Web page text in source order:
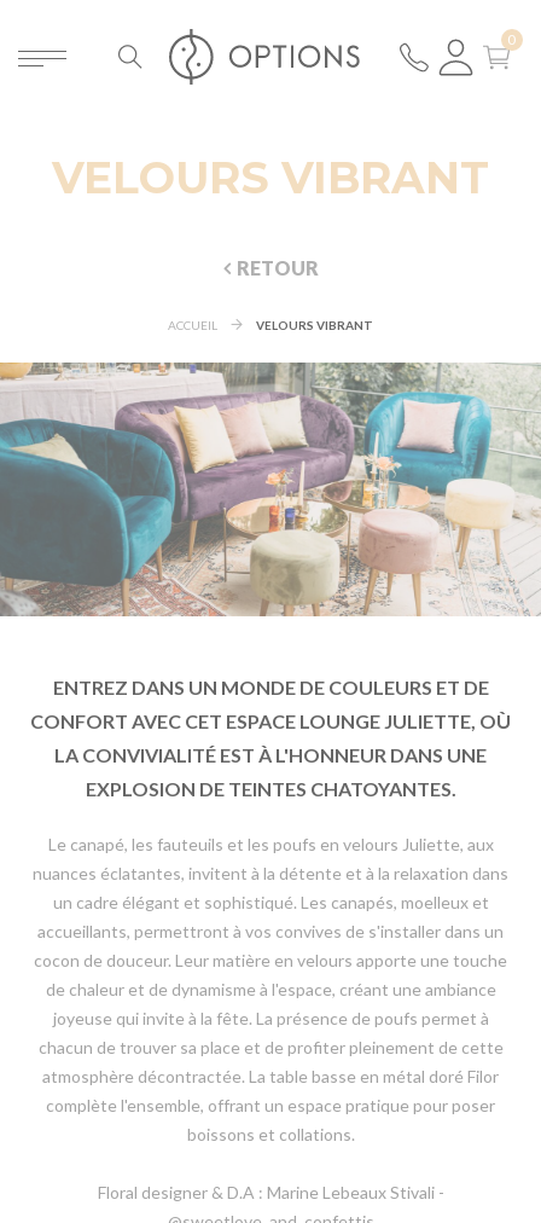
VELOURS VIBRANT
RETOUR
ACCUEIL VELOURS VIBRANT
ENTREZ DANS UN MONDE DE COULEURS ET DE
CONFORT AVEC CET ESPACE LOUNGE JULIETTE, OÙ
LA CONVIVIALITÉ EST À L'HONNEUR DANS UNE
EXPLOSION DE TEINTES CHATOYANTES.
Le canapé, les fauteuils et les poufs en velours Juliette, aux
nuances éclatantes, invitent à la détente et à la relaxation dans
un cadre élégant et sophistiqué. Les canapés, moelleux et
accueillants, permettront à vos convives de s'installer dans un
cocon de douceur. Leur matière en velours apporte une touche
de chaleur et de dynamisme à l'espace, créant une ambiance
joyeuse qui invite à la fête. La présence de poufs permet à
chacun de trouver sa place et de profiter pleinement de cette
atmosphère décontractée. La table basse en métal doré Filor
complète l'ensemble, offrant un espace pratique pour poser
boissons et collations.
Floral designer & D.A : Marine Lebeaux Stivali -